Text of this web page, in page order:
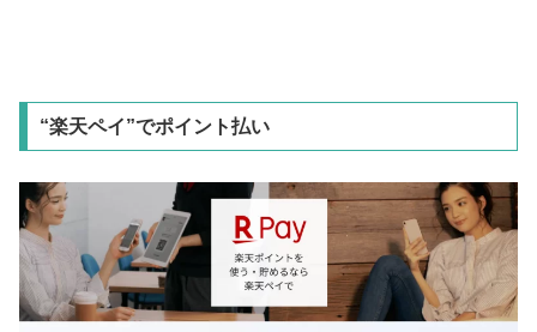
“楽天ペイ”でポイント払い